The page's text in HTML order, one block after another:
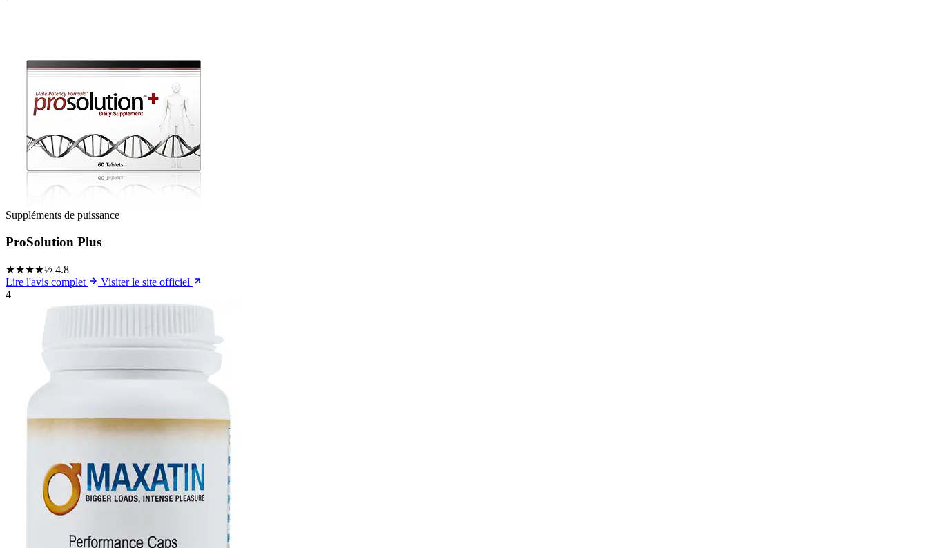
Suppléments de puissance
ProSolution Plus
★★★★½ 4.8
Lire l'avis complet
Visiter le site officiel
4